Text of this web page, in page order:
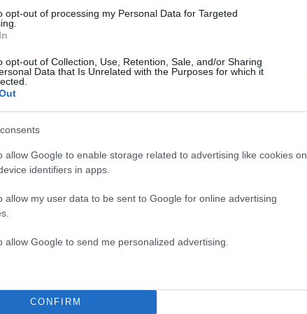
opt-out of processing my Personal Data for Targeted
opt-out of Collection, Use, Retention, Sale, and/or Sharing
Data that Is Unrelated with the Purposes for which it
allow Google to enable storage related to advertising like cookies on
identifiers in apps.
allow my user data to be sent to Google for online advertising
allow Google to send me personalized advertising.
CONFIRM
επιχειρήσεις κατά του Ιράν, παρότι οι
αμερικανικές στρατιωτικές βάσεις.
ΔΙΑΦΗΜΙΣΗ